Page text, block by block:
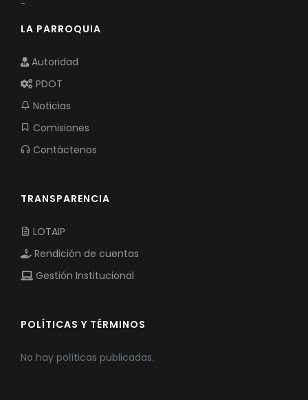
-
LA PARROQUIA
Autoridad
PDOT
Noticias
Comisiones
Contáctenos
TRANSPARENCIA
LOTAIP
Rendición de cuentas
Gestión Institucional
POLÍTICAS Y TÉRMINOS
No hay políticas publicadas.